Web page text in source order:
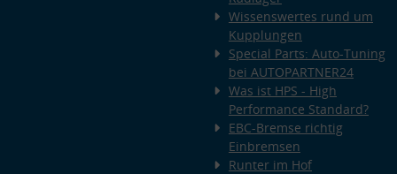
Wissenswertes rund um
Kupplungen
Special Parts: Auto-Tuning
bei AUTOPARTNER24
Was ist HPS - High
Performance Standard?
EBC-Bremse richtig
Einbremsen
Runter im Hof